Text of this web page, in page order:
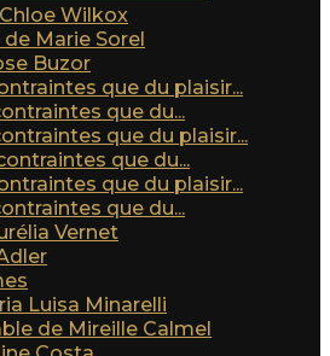
Wilkox
Marie Sorel
Buzor
que du plaisir...
que du...
que du plaisir...
que du...
que du plaisir...
que du...
Vernet
Luisa Minarelli
de Mireille Calmel